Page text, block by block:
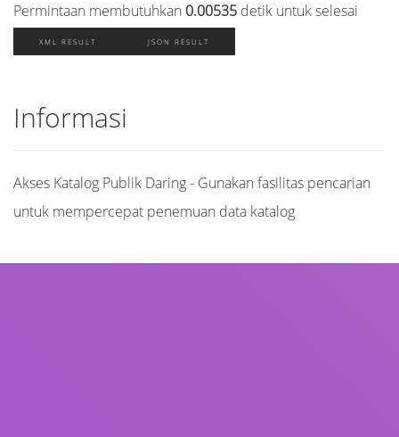
Permintaan membutuhkan 0.00535 detik untuk selesai
XML RESULT JSON RESULT
Informasi
Akses Katalog Publik Daring - Gunakan fasilitas pencarian
untuk mempercepat penemuan data katalog